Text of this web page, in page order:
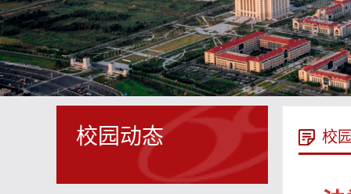
校园动态 校